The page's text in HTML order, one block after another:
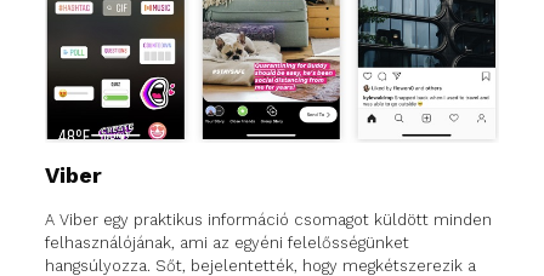
Viber
A Viber egy praktikus információ csomagot küldött minden
felhasználójának, ami az egyéni felelősségünket
hangsúlyozza. Sőt, bejelentették, hogy megkétszerezik a